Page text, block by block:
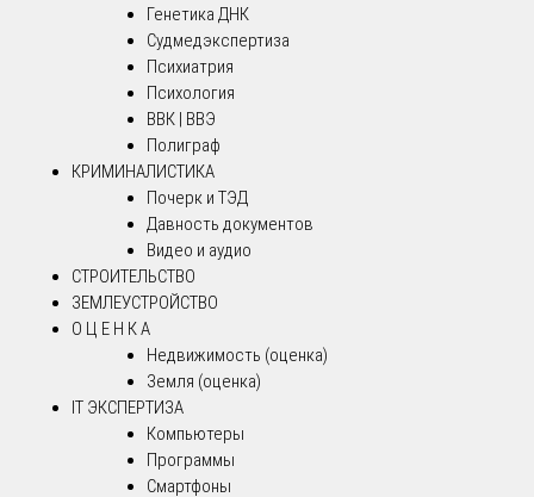
Генетика ДНК
Судмедэкспертиза
Психиатрия
Психология
ВВК | ВВЭ
Полиграф
КРИМИНАЛИСТИКА
Почерк и ТЭД
Давность документов
Видео и аудио
СТРОИТЕЛЬСТВО
ЗЕМЛЕУСТРОЙСТВО
О Ц Е Н К А
Недвижимость (оценка)
Земля (оценка)
IT ЭКСПЕРТИЗА
Компьютеры
Программы
Смартфоны